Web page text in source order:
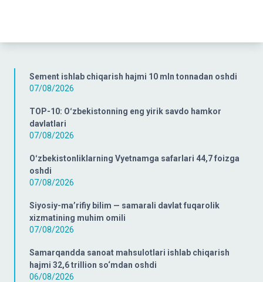
Sement ishlab chiqarish hajmi 10 mln tonnadan oshdi
07/08/2026
TOP-10: Oʻzbekistonning eng yirik savdo hamkor
davlatlari
07/08/2026
Oʻzbekistonliklarning Vyetnamga safarlari 44,7 foizga
oshdi
07/08/2026
Siyosiy-ma’rifiy bilim — samarali davlat fuqarolik
xizmatining muhim omili
07/08/2026
Samarqandda sanoat mahsulotlari ishlab chiqarish
hajmi 32,6 trillion so‘mdan oshdi
06/08/2026